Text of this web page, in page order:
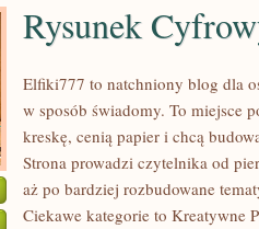
Rysunek
Elfiki777 to natchniony blog dla
w sposób świadomy. To miejsce
kreskę, cenią papier i chcą
Strona prowadzi czytelnika od
aż po bardziej rozbudowane
Ciekawe kategorie to Kreatywne